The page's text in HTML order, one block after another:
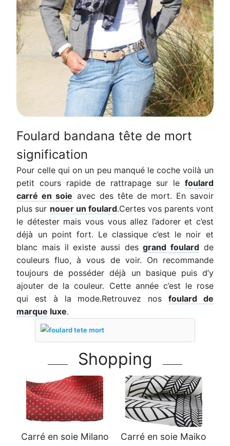
Foulard bandana tête de mort
signification
Pour celle qui on un peu manqué le coche voilà un
petit cours rapide de rattrapage sur le foulard
carré en soie avec des tête de mort. En savoir
plus sur nouer un foulard.Certes vos parents vont
le détester mais vous vous allez l’adorer et c’est
déjà un point fort. Le classique c’est le noir et
blanc mais il existe aussi desgrand foulardde
couleurs fluo, à vous de voir. On recommande
toujours de posséder déjà un basique puis d’y
ajouter de la couleur. Cette année c’est le rose
qui est à la mode.Retrouvez nos foulard de
marque luxe.
Shopping
Carré en soie Milano Carré en soie Maiko